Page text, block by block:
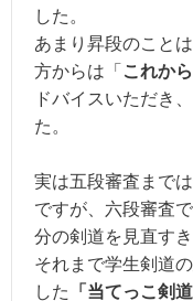
した。
あまり昇段のこと
方からは「 これか
ドバイスいただき
た。
実は五段審査まで
ですが、六段審査
分の剣道を見直す
それまで学生剣道
した
「当てっこ剣